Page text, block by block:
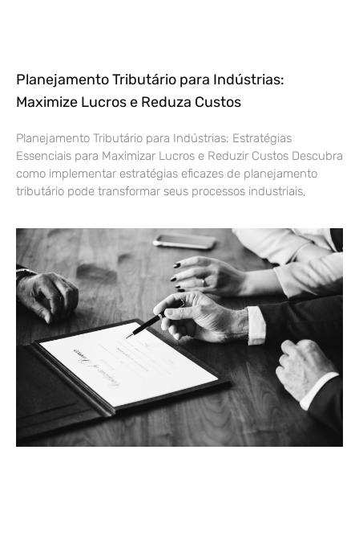
Planejamento Tributário para Indústrias:
Maximize Lucros e Reduza Custos
Planejamento Tributário para Indústrias: Estratégias
Essenciais para Maximizar Lucros e Reduzir Custos Descubra
como implementar estratégias eficazes de planejamento
tributário pode transformar seus processos industriais,